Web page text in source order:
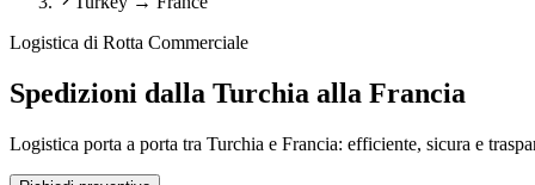
Logistica di Rotta Commerciale
Spedizioni dalla Turchia alla Francia
Logistica porta a porta tra Turchia e Francia: efficiente, sicura e